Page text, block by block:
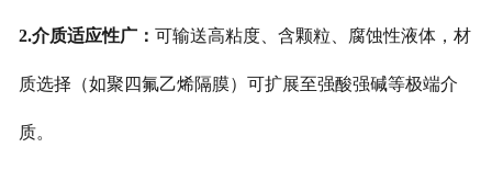
2.介质适应性广： 可输送高粘度、含颗粒、腐蚀性液体，材
质选择（如聚四氟乙烯隔膜）可扩展至强酸强碱等极端介
质。